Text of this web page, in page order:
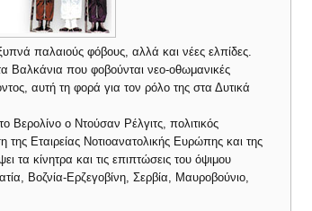
παλαιούς φόβους, αλλά και νέες ελπίδες.
Βαλκάνια που φοβούνται νεο-οθωμανικές
αυτή τη φορά για τον ρόλο της στα Δυτικά
ο Ντούσαν Ρέλγιτς, πολιτικός
Εταιρείας Νοτιοανατολικής Ευρώπης και της
τα κίνητρα και τις επιπτώσεις του όψιμου
Βοζνία-Ερζεγοβίνη, Σερβία, Μαυροβούνιο,